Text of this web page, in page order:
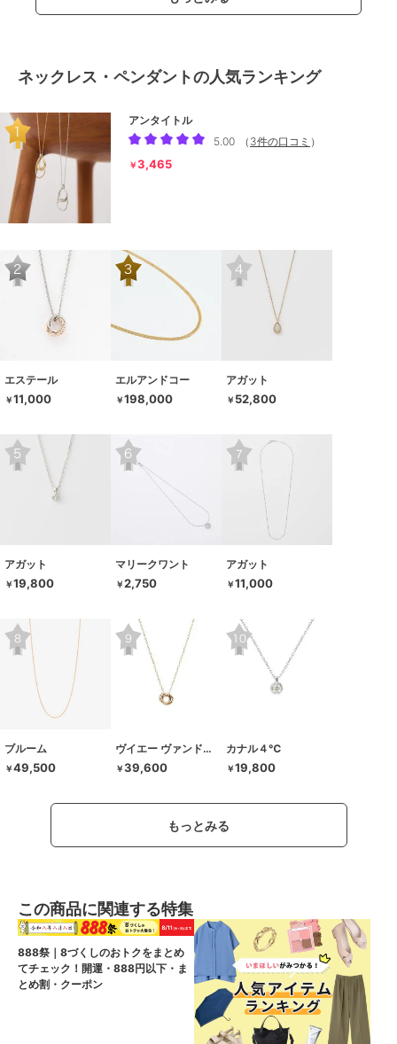
ネックレス・ペンダントの人気ランキング
アンタイトル
5.00
（ 3件の口コミ ）
￥3,465
エステール
￥11,000
エルアンドコー
￥198,000
アガット
￥ 52,800
アガット
￥19,800
マリークワント
￥2,750
アガット
￥11,000
ブルーム
￥49,500
ヴイエー ヴァンドーム青山
￥39,600
カナル４℃
￥19,800
もっとみる
この商品に関連する特集
888祭｜8づくしのおトクをまとめ
てチェック！開運・888円以下・ま
とめ割・クーポン